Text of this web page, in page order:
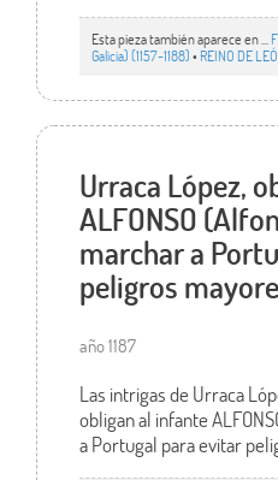
Esta pieza también aparece en ...
Galicia) (1157-1188)• REINO DE
Urraca López,
ALFONSO
marchar a
peligros
año 1187
Las intrigas de Urraca
obligan al infante
a Portugal para evitar